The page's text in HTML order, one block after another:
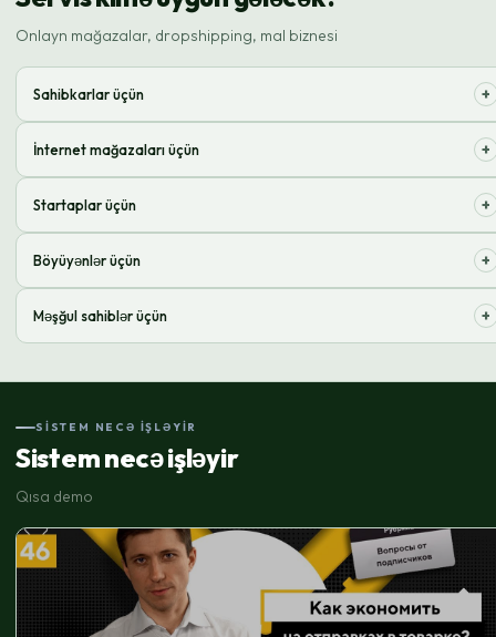
Onlayn mağazalar, dropshipping, mal biznesi
Sahibkarlar üçün +
etdirməyə diqqət yetirin!
İnternet mağazaları üçün +
üçün effektiv həll yolu
Startaplar üçün +
zamanda başlayın
Böyüyənlər üçün +
genişləndirin
Məşğul sahiblər üçün +
SISTEM NECƏ IŞLƏYIR
Sistem necə işləyir
Qısa demo